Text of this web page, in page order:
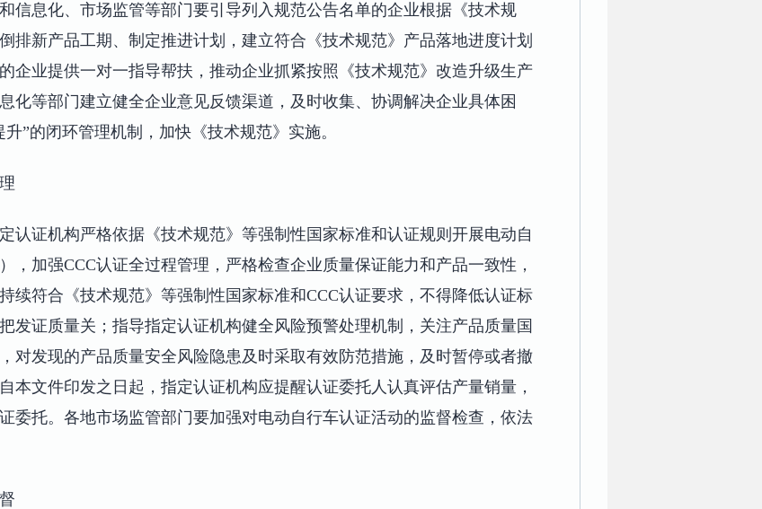
信息化、市场监管等部门要引导列入规范公告名单的企业根据《技术规
排新产品工期、制定推进计划，建立符合《技术规范》产品落地进度计划
企业提供一对一指导帮扶，推动企业抓紧按照《技术规范》改造升级生产
化等部门建立健全企业意见反馈渠道，及时收集、协调解决企业具体困
的闭环管理机制，加快《技术规范》实施。
认证机构严格依据《技术规范》等强制性国家标准和认证规则开展电动自
，加强CCC认证全过程管理，严格检查企业质量保证能力和产品一致性，
续符合《技术规范》等强制性国家标准和CCC认证要求，不得降低认证标
发证质量关；指导指定认证机构健全风险预警处理机制，关注产品质量国
对发现的产品质量安全风险隐患及时采取有效防范措施，及时暂停或者撤
本文件印发之日起，指定认证机构应提醒认证委托人认真评估产量销量，
委托。各地市场监管部门要加强对电动自行车认证活动的监督检查，依法